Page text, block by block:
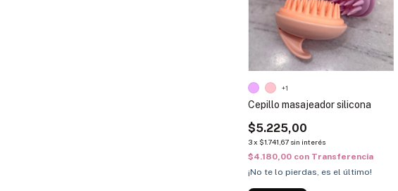
Cepillo masajeador silicona
$5.225,00
3x $1.741,67 sin interés
$4.180,00 con Transferencia
¡No te lo pierdas, es el último!
+1